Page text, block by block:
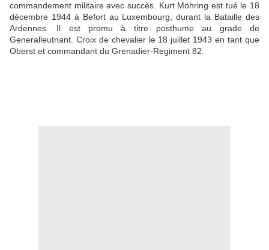
commandement militaire avec succès. Kurt Möhring est tué le 18
décembre 1944 à Befort au Luxembourg, durant la Bataille des
Ardennes. Il est promu à titre posthume au grade de
Generalleutnant. Croix de chevalier le 18 juillet 1943 en tant que
Oberst et commandant du Grenadier-Regiment 82.